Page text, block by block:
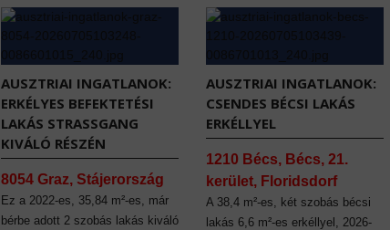
AUSZTRIAI INGATLANOK:
ERKÉLYES BEFEKTETÉSI
LAKÁS STRASSGANG K
IVÁLÓ RÉSZÉN
8054 Graz, Stájerország
Ez a 2022-es, 35,84 m²-es, már
bérbe adott 2 szobás lakás kiváló
AUSZTRIAI INGATLANOK:
CSENDES BÉCSI LAKÁS
ERKÉLLYEL
1210 Bécs, Bécs, 21.
kerület, Floridsdorf
A 38,4 m²-es, két szobás bécsi
lakás 6,6 m²-es erkéllyel, 2026-